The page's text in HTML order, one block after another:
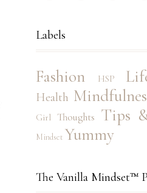
Labels
Fashion HSP
Health
Girl
Thoughts Tips
Mindset Yummy
The Vanilla Mindset™